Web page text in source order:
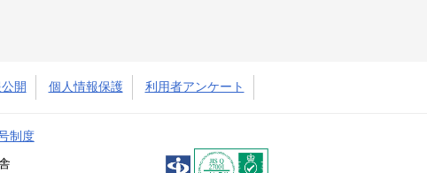
開 個人情報保護 利用者アンケート
制度